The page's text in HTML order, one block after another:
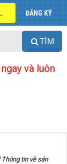
ĐĂNG KÝ
TÌM
và luôn
tin về sản